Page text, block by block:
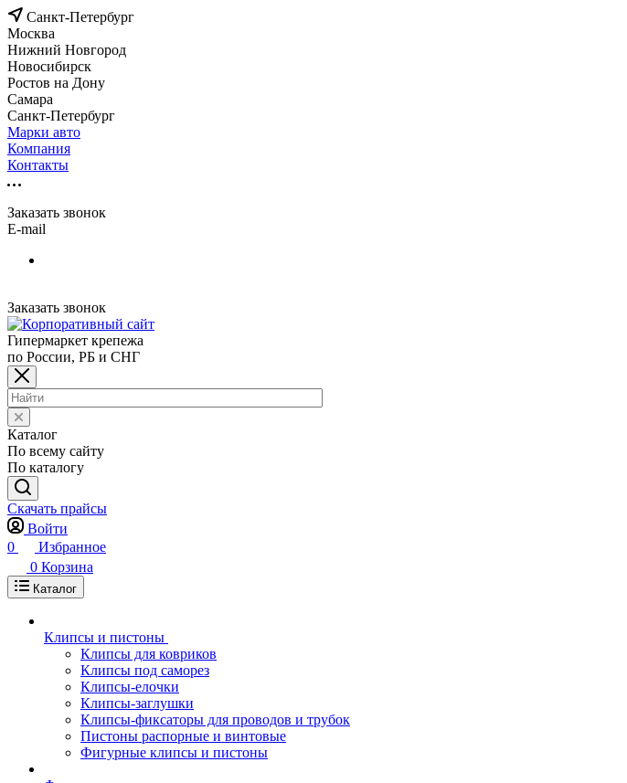
Санкт-Петербург
Москва
Нижний Новгород
Новосибирск
Ростов на Дону
Самара
Санкт-Петербург
Марки авто
Компания
Контакты
Заказать звонок
E-mail
Заказать звонок
Гипермаркет крепежа
по России, РБ и СНГ
Каталог
По всему сайту
По каталогу
Скачать прайсы
Войти
0
Избранное
0 Корзина
Каталог
Клипсы и пистоны
Клипсы для ковриков
Клипсы под саморез
Клипсы-елочки
Клипсы-заглушки
Клипсы-фиксаторы для проводов и трубок
Пистоны распорные и винтовые
Фигурные клипсы и пистоны